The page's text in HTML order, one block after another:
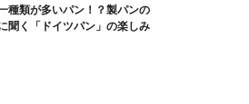
種類が多いパン！？製パンの
聞く「ドイツパン」の楽しみ